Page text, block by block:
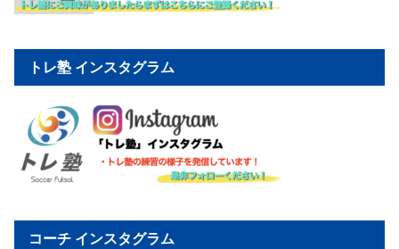
トレ塾 インスタグラム
コーチ インスタグラム